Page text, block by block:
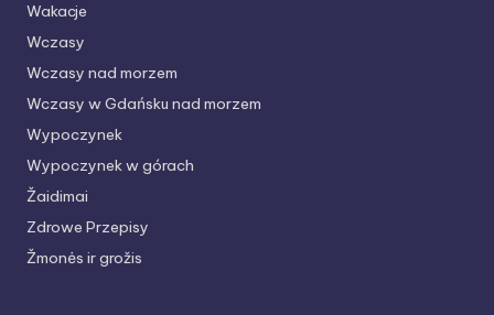
Wakacje
Wczasy
Wczasy nad morzem
Wczasy w Gdańsku nad morzem
Wypoczynek
Wypoczynek w górach
Žaidimai
Zdrowe Przepisy
Žmonės ir grožis